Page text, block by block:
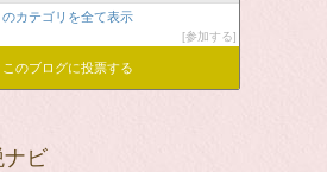
のカテゴリを全て表示
参加する
このブログに投票する
ナビ